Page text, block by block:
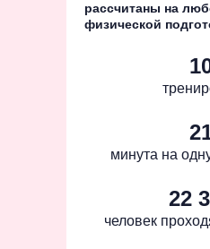
минута на
рассчитаны на
физической
22
человек